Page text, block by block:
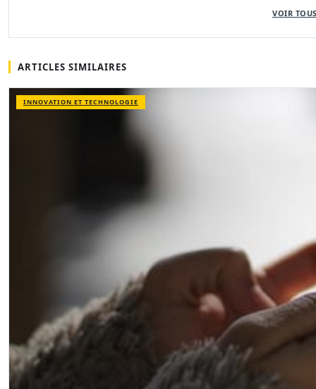
VOIR
ARTICLES SIMILAIRES
INNOVATION ET TECHNOLOGIE